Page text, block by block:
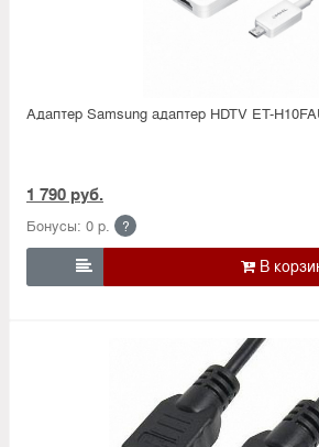
Адаптер Samsung адаптер HDTV ET-
1 790 руб.
Бонусы: 0 р. ?
